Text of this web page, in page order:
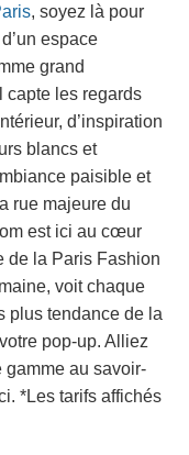
, soyez là pour
espace
grand
capte les regards
d’inspiration
blancs et
paisible et
rue majeure du
est ici au cœur
de la Paris Fashion
voit chaque
plus tendance de la
pop-up. Alliez
gamme au savoir-
*Les tarifs affichés